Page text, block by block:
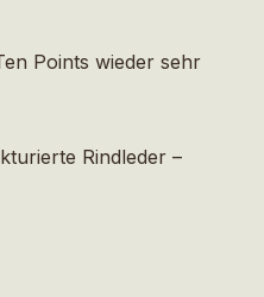
Points wieder sehr
Rindleder –